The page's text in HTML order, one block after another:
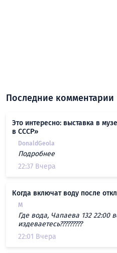
Последние комментарии
Это интересно: выставка в
в СССР»
DonaldGeola
Подробнее
22:37 Вчера
Когда включат воду после
М
Где вода, Чапаева 132 22:00
издеваетесь?????????
22:01 Вчера